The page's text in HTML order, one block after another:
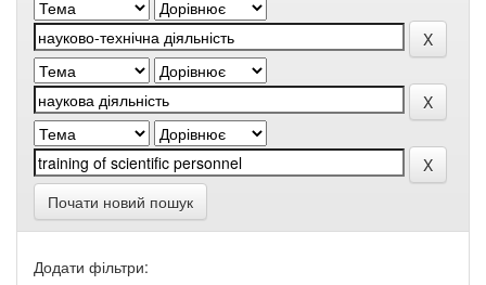
Почати новий пошук
Додати фільтри: